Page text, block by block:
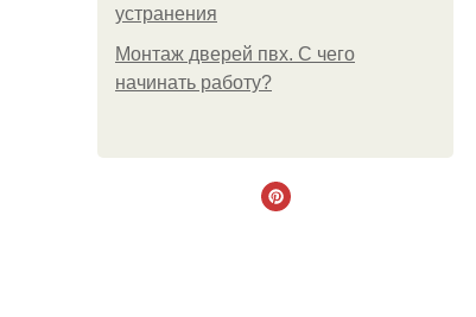
устранения
Монтаж дверей пвх. С чего
начинать работу?